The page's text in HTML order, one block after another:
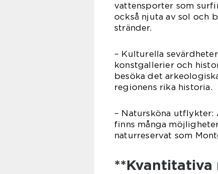
vattensporter som
också njuta av sol och
stränder.
– Kulturella
konstgallerier och
besöka det
regionens rika historia.
– Natursköna
finns många
naturreservat som
**Kvantitativa